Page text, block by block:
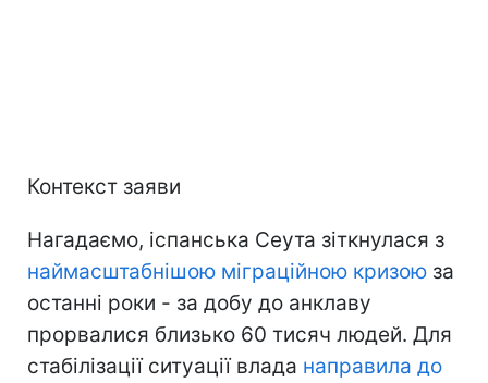
Контекст заяви
Нагадаємо, іспанська Сеута зіткнулася з
наймасштабнішою міграційною кризою за
останні роки - за добу до анклаву
прорвалися близько 60 тисяч людей. Для
стабілізації ситуації влада направила до